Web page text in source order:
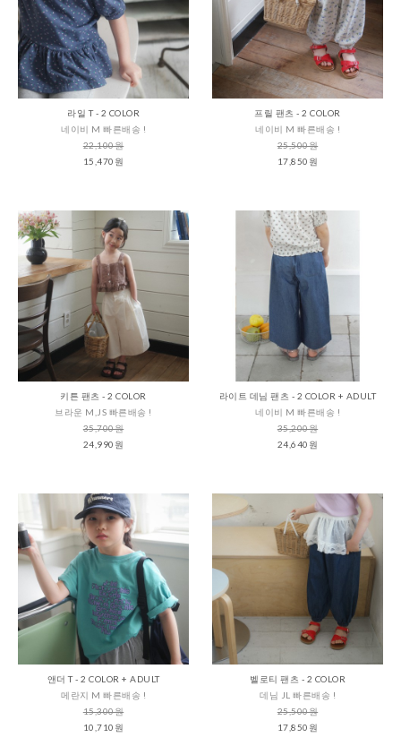
라일 T - 2 COLOR
네이비 M 빠른배송 !
22,100원
15,470원
프릴 팬츠 - 2 COLOR
네이비 M 빠른배송 !
25,500원
17,850원
키튼 팬츠 - 2 COLOR
브라운 M,JS 빠른배송 !
35,700원
24,990원
라이트 데님 팬츠 - 2 COLOR + ADULT
네이비 M 빠른배송 !
35,200원
24,640원
앤더 T - 2 COLOR + ADULT
메란지 M 빠른배송 !
15,300원
10,710원
벨로티 팬츠 - 2 COLOR
데님 JL 빠른배송 !
25,500원
17,850원